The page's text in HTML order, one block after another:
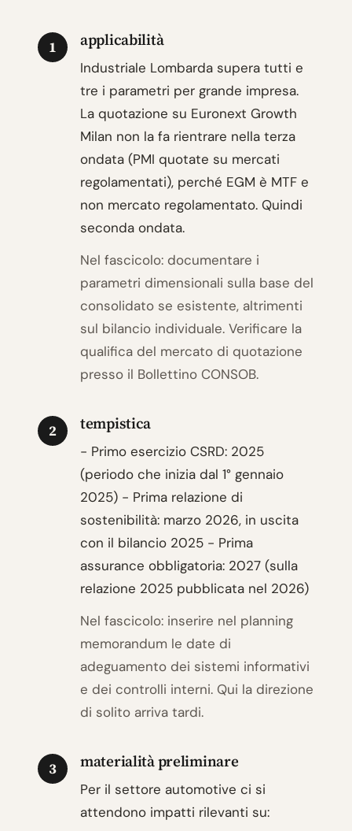
1 applicabilità
Industriale Lombarda supera tutti e
tre i parametri per grande impresa.
La quotazione su Euronext Growth
Milan non la fa rientrare nella terza
ondata (PMI quotate su mercati
regolamentati), perché EGM è MTF e
non mercato regolamentato. Quindi
seconda ondata.
Nel fascicolo: documentare i
parametri dimensionali sulla base del
consolidato se esistente, altrimenti
sul bilancio individuale. Verificare la
qualifica del mercato di quotazione
presso il Bollettino CONSOB.
2 tempistica
- Primo esercizio CSRD: 2025
(periodo che inizia dal 1° gennaio
2025) - Prima relazione di
sostenibilità: marzo 2026, in uscita
con il bilancio 2025 - Prima
assurance obbligatoria: 2027 (sulla
relazione 2025 pubblicata nel 2026)
Nel fascicolo: inserire nel planning
memorandum le date di
adeguamento dei sistemi informativi
e dei controlli interni. Qui la direzione
di solito arriva tardi.
3 materialità preliminare
Per il settore automotive ci si
attendono impatti rilevanti su: